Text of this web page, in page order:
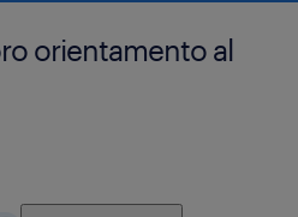
orientamento al